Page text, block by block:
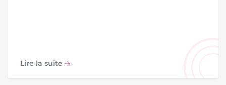
Lire la suite